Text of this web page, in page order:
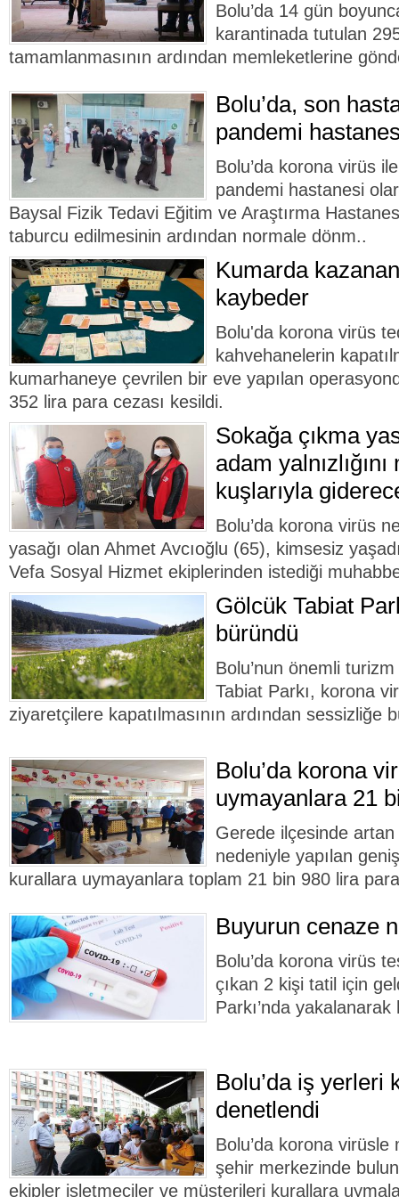
Bolu’da 14 gün
karantinada tutulan
tamamlanmasının ardından memleketlerine
Bolu’da, son
pandemi
Bolu’da korona virüs
pandemi hastanesi
Baysal Fizik Tedavi Eğitim ve Araştırma
taburcu edilmesinin ardından normale dönm..
Kumarda
kaybeder
Bolu'da korona virüs
kahvehanelerin
kumarhaneye çevrilen bir eve yapılan
352 lira para cezası kesildi.
Sokağa çıkma
adam
kuşlarıyla
Bolu’da korona virüs
yasağı olan Ahmet Avcıoğlu (65), kimsesiz
Vefa Sosyal Hizmet ekiplerinden istediği
Gölcük Tabiat
büründü
Bolu’nun önemli
Tabiat Parkı, korona
ziyaretçilere kapatılmasının ardından sessizliğe
Bolu’da korona
uymayanlara 21
Gerede ilçesinde
nedeniyle yapılan
kurallara uymayanlara toplam 21 bin 980 lira
Buyurun cenaze
Bolu’da korona virüs
çıkan 2 kişi tatil için
Parkı’nda
Bolu’da iş yerleri
denetlendi
Bolu’da korona virüsle
şehir merkezinde
ekipler işletmeciler ve müşterileri kurallara